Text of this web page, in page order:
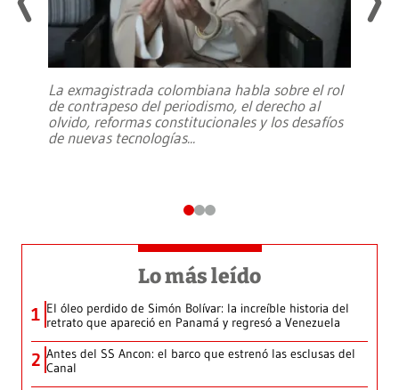
La exmagistrada colombiana habla sobre el rol
de contrapeso del periodismo, el derecho al
olvido, reformas constitucionales y los desafíos
de nuevas tecnologías...
Lo más leído
1 El óleo perdido de Simón Bolívar: la increíble historia del
retrato que apareció en Panamá y regresó a Venezuela
2 Antes del SS Ancon: el barco que estrenó las esclusas del
Canal